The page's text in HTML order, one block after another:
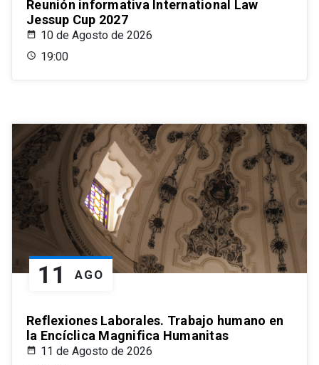
Reunión informativa International Law
Jessup Cup 2027
10 de Agosto de 2026
19:00
11 AGO
Reflexiones Laborales. Trabajo humano en
la Encíclica Magnifica Humanitas
11 de Agosto de 2026